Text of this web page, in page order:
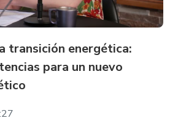
transición energética:
para un nuevo